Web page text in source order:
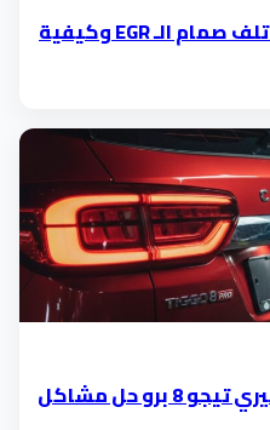
الدليل الشامل: أهم أعراض تلف صمام الـ EGR وكيفية
أعطال كهرباء وحساسات شيري تيجو 8 برو حل مشاكل